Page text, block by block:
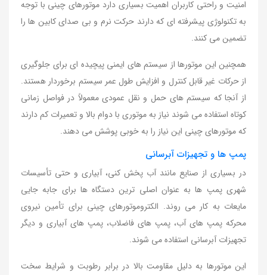
امنیت و راحتی کاربران اهمیت بسیاری دارد موتورهای چینی با توجه
به تکنولوژی پیشرفته ای که دارند حرکت نرم و بی صدای کابین ها را
تضمین می کنند.
همچنین این موتورها از سیستم های ایمنی پیچیده ای برای جلوگیری
از حرکات غیر قابل کنترل و افزایش طول عمر سیستم برخوردار هستند.
از آنجا که سیستم های حمل و نقل عمودی معمولاً در فواصل زمانی
کوتاه استفاده می شوند نیاز به موتوری با دوام بالا و تعمیرات کم دارند
که موتورهای چینی این نیاز را به خوبی پوشش می دهند.
پمپ ها و تجهیزات آبرسانی
در بسیاری از صنایع مانند آب پخش کنی، آبیاری و حتی تأسیسات
شهری پمپ ها به عنوان اصلی ترین دستگاه ها برای جابه جایی
مایعات به کار می روند. الکتروموتورهای چینی برای تأمین نیروی
محرکه پمپ های آب، پمپ های فاضلاب، پمپ های آبیاری و دیگر
تجهیزات آبرسانی استفاده می شوند.
این موتورها به دلیل مقاومت بالا در برابر رطوبت و شرایط سخت